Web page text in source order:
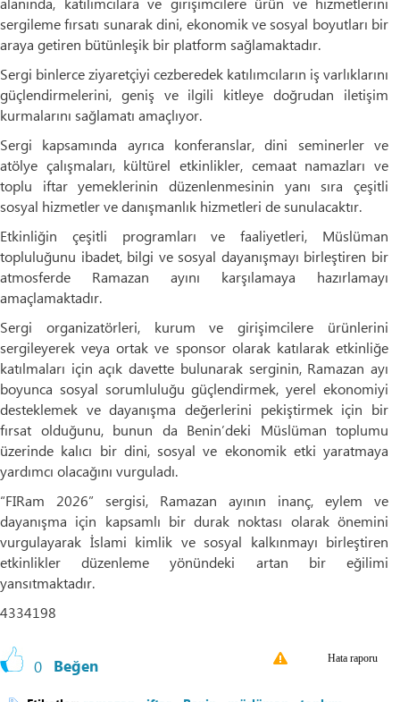
sergileme fırsatı sunarak dini, ekonomik ve sosyal boyutları bir
araya getiren bütünleşik bir platform sağlamaktadır.
Sergi binlerce ziyaretçiyi cezberedek katılımcıların iş varlıklarını
güçlendirmelerini, geniş ve ilgili kitleye doğrudan iletişim
kurmalarını sağlamatı amaçlıyor.
Sergi kapsamında ayrıca konferanslar, dini seminerler ve
atölye çalışmaları, kültürel etkinlikler, cemaat namazları ve
toplu iftar yemeklerinin düzenlenmesinin yanı sıra çeşitli
sosyal hizmetler ve danışmanlık hizmetleri de sunulacaktır.
Etkinliğin çeşitli programları ve faaliyetleri, Müslüman
topluluğunu ibadet, bilgi ve sosyal dayanışmayı birleştiren bir
atmosferde Ramazan ayını karşılamaya hazırlamayı
amaçlamaktadır.
Sergi organizatörleri, kurum ve girişimcilere ürünlerini
sergileyerek veya ortak ve sponsor olarak katılarak etkinliğe
katılmaları için açık davette bulunarak serginin, Ramazan ayı
boyunca sosyal sorumluluğu güçlendirmek, yerel ekonomiyi
desteklemek ve dayanışma değerlerini pekiştirmek için bir
fırsat olduğunu, bunun da Benin’deki Müslüman toplumu
üzerinde kalıcı bir dini, sosyal ve ekonomik etki yaratmaya
yardımcı olacağını vurguladı.
“FIRam 2026” sergisi, Ramazan ayının inanç, eylem ve
dayanışma için kapsamlı bir durak noktası olarak önemini
vurgulayarak İslami kimlik ve sosyal kalkınmayı birleştiren
etkinlikler düzenleme yönündeki artan bir eğilimi
yansıtmaktadır.
4334198
0 Beğen Hata raporu